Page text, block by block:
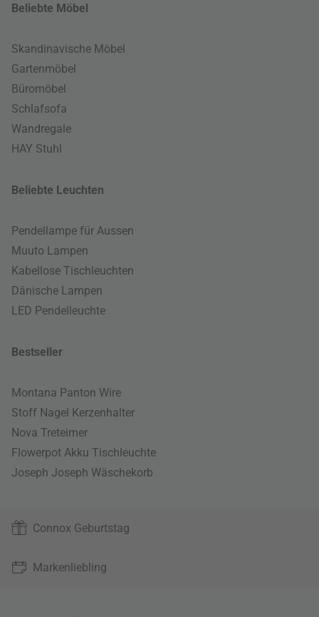
Beliebte Möbel
Skandinavische Möbel
Gartenmöbel
Büromöbel
Schlafsofa
Wandregale
HAY Stuhl
Beliebte Leuchten
Pendellampe für Aussen
Muuto Lampen
Kabellose Tischleuchten
Dänische Lampen
LED Pendelleuchte
Bestseller
Montana Panton Wire
Stoff Nagel Kerzenhalter
Nova Treteimer
Flowerpot Akku Tischleuchte
Joseph Joseph Wäschekorb
Connox Geburtstag
Markenliebling